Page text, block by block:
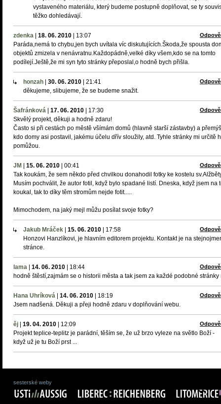
vystaveného materiálu, který budeme postupně doplňovat, se ty
těžko dohledávají.
zdenka 18. 06. 2010 13:07
Paráda,nemá to chybu,jen bych uvítala víc diskutujících.Škoda,že spousta
objektů zmizela v nenávratnu.Každopádně,velké díky všem,kdo se na tomto
podílejí.Ještě,že mi syn tyto stránky přeposlal,o hodně bych přišla.
honzah 30. 06. 2010 21:41
děkujeme, slibujeme, že se budeme snažit.
Šafránková 17. 06. 2010 17:30
Skvělý projekt, děkuji a hodně zdaru!
Často si při cestách po městě všímám domů (hlavně starší zástavby) a
kdo domy asi postavil, jakému účelu dřív sloužily, atd. Tyhle stránky mi určitě
pomůžou.
JM 15. 06. 2010 00:41
Tak koukám, že sem někdo před chvilkou donahodil fotky ke kostelu
Musím pochválit, že autor fotil, když bylo spadané listí. Dneska, když jsem na
koukal, tak to díky těm stromům nejde fotit.....
Mimochodem, na jaký mejl můžu posílat svoje fotky?
Jakub Mráček 15. 06. 2010 17:58
Honzovi Hanzlíkovi, je hlavním editorem projektu. Kontakt je na
stránce.
lama 14. 06. 2010 18:44
hodně štěstí,zajmám se o historii města a tak jsem za každé podobné stránky
Hana Uhríková 14. 06. 2010 18:19
Jsem nadšená. Děkuji a přeji hodně zdaru v doplňování webu.
ěj 19. 04. 2010 12:09
Projekt teplice-teplitz je parádní, těším se, že už brzo vyleze na světlo Boží -
když už je tu Boží prst ...
sesterské weby